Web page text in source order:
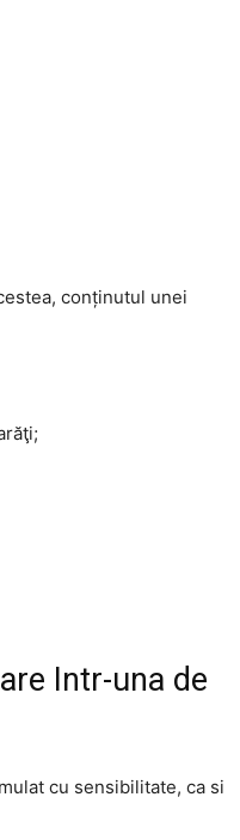
conținutul unei
Intr-una de
cu sensibilitate, ca si